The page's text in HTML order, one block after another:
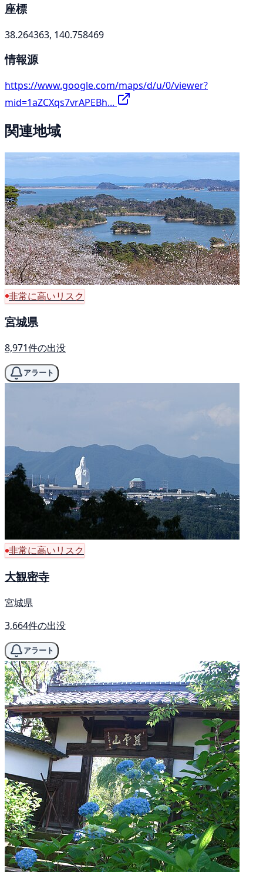
座標
38.264363, 140.758469
情報源
https://www.google.com/maps/d/u/0/viewer?
mid=1aZCXqs7vrAPEBh...
関連地域
非常に高いリスク
宮城県
8,971件の出没
アラート
非常に高いリスク
大観密寺
宮城県
3,664件の出没
アラート